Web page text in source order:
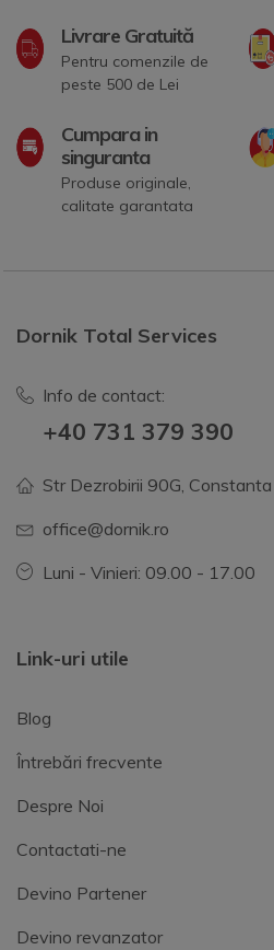
Livrare Gratuită
Pentru comenzile de
peste 500 de Lei
Cumpara in
singuranta
Produse originale,
calitate garantata
Dornik Total Services
Info de contact:
+40 731 379 390
Str Dezrobirii 90G, Constanta
office@dornik.ro
Luni - Vinieri: 09.00 - 17.00
Link-uri utile
Blog
Întrebări frecvente
Despre Noi
Contactati-ne
Devino Partener
Devino revanzator